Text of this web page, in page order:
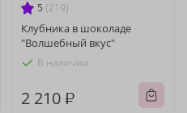
5 (219)
Клубника в шоколаде
"Волшебный вкус"
В наличии
2 210 ₽